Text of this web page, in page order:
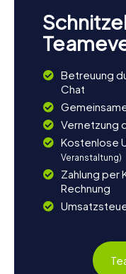
Betreuung
Chat
Vernetzung
Kostenlose
Veranstaltung)
Zahlung per
Rechnung